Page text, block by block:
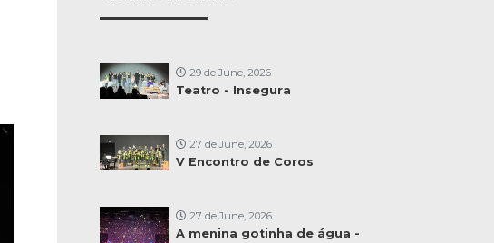
29 de June, 2026
Teatro - Insegura
27 de June, 2026
V Encontro de Coros
27 de June, 2026
A menina gotinha de água -